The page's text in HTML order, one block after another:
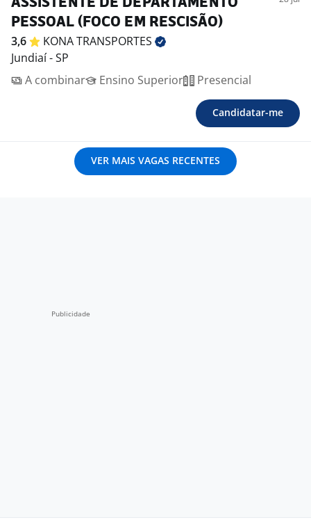
ASSISTENTE DE DEPARTAMENTO
PESSOAL (FOCO EM RESCISÃO)
3,6 KONATRANSPORTES
Jundiaí - SP
A combinar
Ensino Superior Presencial
Candidatar-me
VER MAIS VAGAS RECENTES